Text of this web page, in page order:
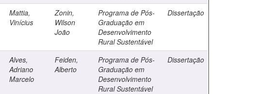
Mattia,
Vinícius
Zonin,
Wilson
João
Programa de Pós-
Graduação em
Desenvolvimento
Rural Sustentável
Dissertação
Alves,
Adriano
Marcelo
Feiden,
Alberto
Programa de Pós-
Graduação em
Desenvolvimento
Rural Sustentável
Dissertação